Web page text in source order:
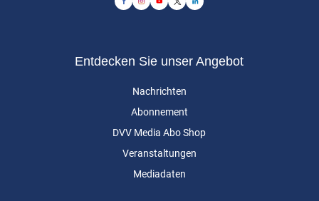
Entdecken Sie unser Angebot
Nachrichten
Abonnement
DVV Media Abo Shop
Veranstaltungen
Mediadaten